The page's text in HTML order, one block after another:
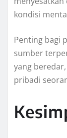
kondisi
Penting bagi
sumber
yang
pribadi